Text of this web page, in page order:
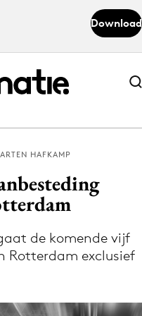
Download
Abonneer nu
Abonneer nu
via de Adformatie
HAFKAMP
de komende vijf
Rotterdam exclusief